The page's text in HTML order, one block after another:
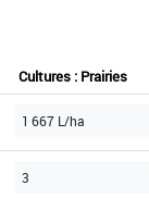
Cultures : Prairies
1 667 L/ha
3